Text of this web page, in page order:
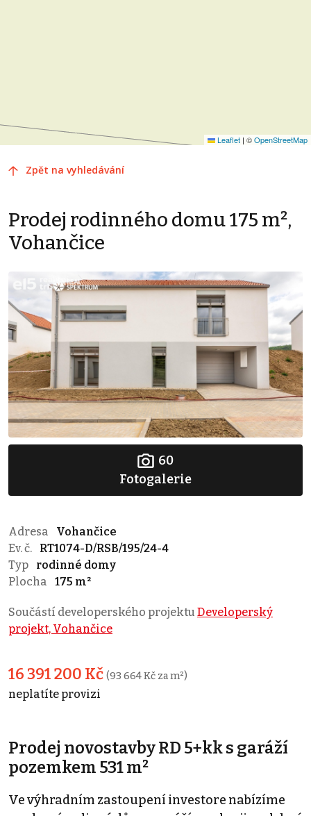
Leaflet | ©OpenStreetMap
Zpět na vyhledávání
Prodej rodinného domu 175 m²,
Vohančice
60
Fotogalerie
Adresa
Vohančice
Ev. č.
RT1074-D/RSB/195/24-4
Typ
rodinné domy
Plocha
175 m²
Součástí developerského projektu Developerský
projekt, Vohančice
16 391 200 Kč (93 664 Kč za m²)
neplatíte provizi
Prodej novostavby RD 5+kk s garáží
pozemkem 531 m²
Ve výhradním zastoupení investore nabízíme